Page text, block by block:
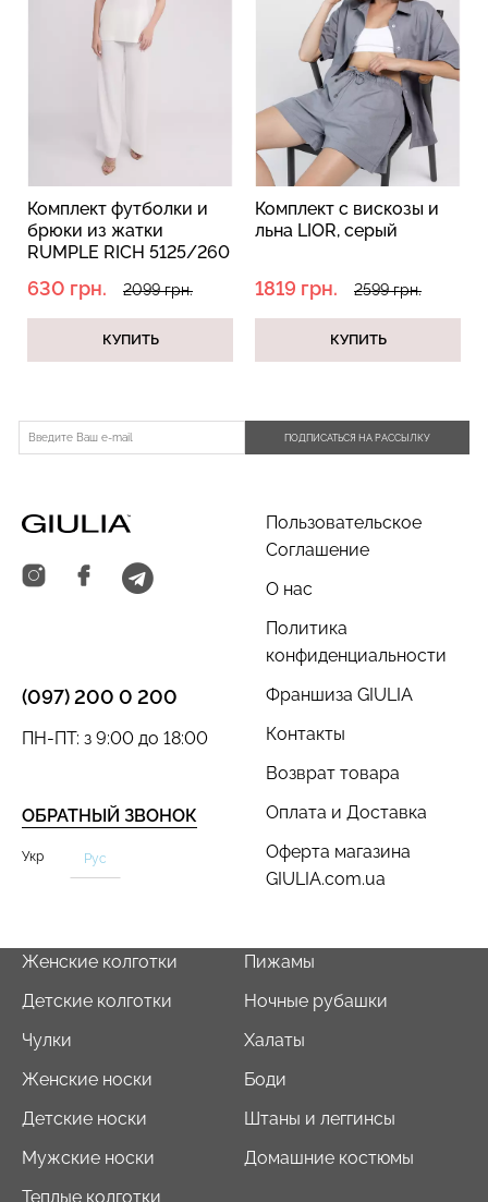
Комплект футболки и
брюки из жатки
RUMPLE RICH 5125/260
630 грн. 2099 грн.
КУПИТЬ
Комплект с вискозы и
льна LIOR, серый
1819 грн. 2599 грн.
КУПИТЬ
ПОДПИСАТЬСЯ НА РАССЫЛКУ
Пользовательское
Соглашение
О нас
Политика
конфиденциальности
Франшиза GIULIA
Контакты
Возврат товара
Оплата и Доставка
Оферта магазина
GIULIA.com.ua
(097) 200 0 200
ОБРАТНЫЙ ЗВОНОК
ПН-ПТ: з 9:00 до 18:00
Укр Рус
Женские колготки
Детские колготки
Чулки
Женские носки
Детские носки
Мужские носки
Теплые колготки
Пижамы
Ночные рубашки
Халаты
Боди
Штаны и леггинсы
Домашние костюмы
Бесшовный топ с легкой
коррекцией BRA
489 грн.699 грн.
Велосипедки с пуш-ап
эффектом бесшовные
454 грн.649 грн.